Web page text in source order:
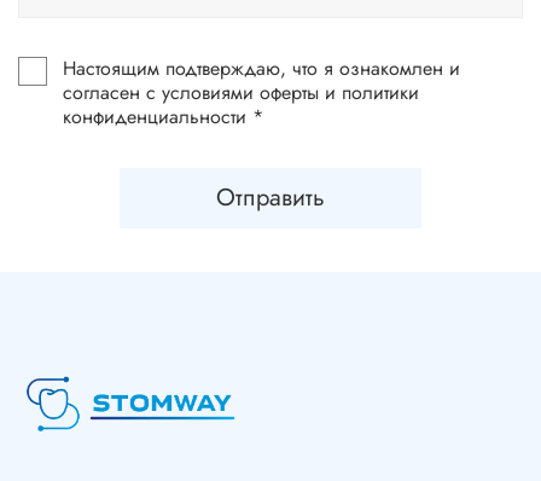
Настоящим подтверждаю, что я ознакомлен и
согласен с условиями оферты и политики
конфиденциальности *
Отправить